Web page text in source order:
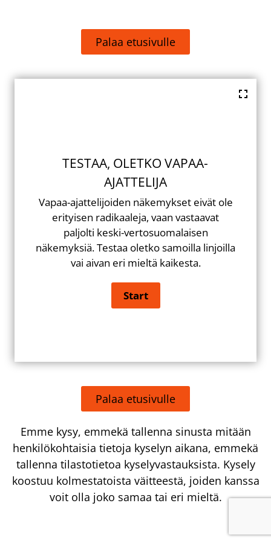
Palaa etusivulle
TESTAA, OLETKO VAPAA-
AJATTELIJA
Vapaa-ajattelijoiden näkemykset eivät ole
erityisen radikaaleja, vaan vastaavat
paljolti keski-vertosuomalaisen
näkemyksiä. Testaa oletko samoilla linjoilla
vai aivan eri mieltä kaikesta.
Palaa etusivulle
Emme kysy, emmekä tallenna sinusta mitään
henkilökohtaisia tietoja kyselyn aikana, emmekä
tallenna tilastotietoa kyselyvastauksista. Kysely
koostuu kolmestatoista väitteestä, joiden kanssa
voit olla joko samaa tai eri mieltä.